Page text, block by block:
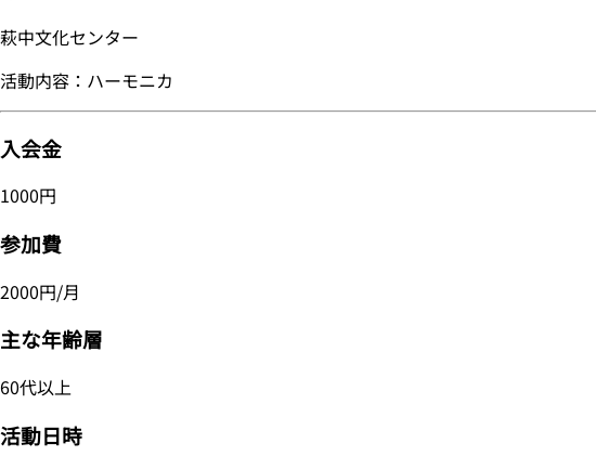
萩中文化センター
活動内容：ハーモニカ
入会金
1000円
参加費
2000円/月
主な年齢層
60代以上
活動日時